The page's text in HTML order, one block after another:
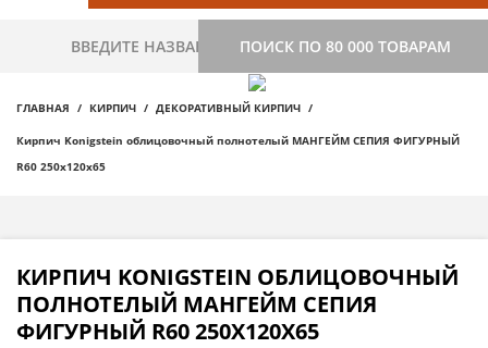
ПОИСК ПО 80 000 ТОВАРАМ
ГЛАВНАЯ КИРПИЧ ДЕКОРАТИВНЫЙ КИРПИЧ
Кирпич Konigstein облицовочный полнотелый МАНГЕЙМ СЕПИЯ ФИГУРНЫЙ
R60 250х120х65
КИРПИЧ KONIGSTEIN ОБЛИЦОВОЧНЫЙ
ПОЛНОТЕЛЫЙ МАНГЕЙМ СЕПИЯ
ФИГУРНЫЙ R60 250Х120Х65